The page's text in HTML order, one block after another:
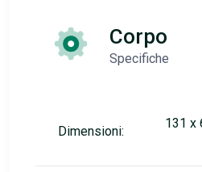
Corpo
Specifiche
Dimensioni:
131 x